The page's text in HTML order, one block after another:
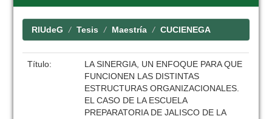
RIUdeG Tesis Maestría CUCIENEGA
Título:
LA SINERGIA, UN ENFOQUE PARA QUE
FUNCIONEN LAS DISTINTAS
ESTRUCTURAS ORGANIZACIONALES.
EL CASO DE LA ESCUELA
PREPARATORIA DE JALISCO DE LA